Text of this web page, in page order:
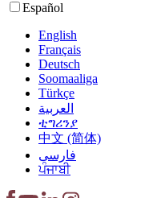
Español
English
Français
Deutsch
Soomaaliga
Türkçe
العربية‏
ቲግሪንያ
中文 (简体)
فارسی
ਪੰਜਾਬੀ